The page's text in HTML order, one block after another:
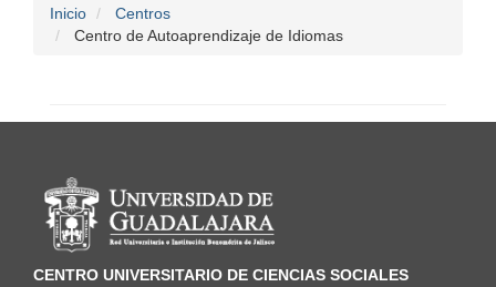
Inicio
Centros
Centro de Autoaprendizaje de Idiomas
Información del portal
CENTRO UNIVERSITARIO DE CIENCIAS SOCIALES